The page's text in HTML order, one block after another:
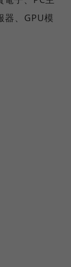
器、GPU模